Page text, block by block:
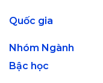
Quốc gia
Nhóm Ngành
Bậc học